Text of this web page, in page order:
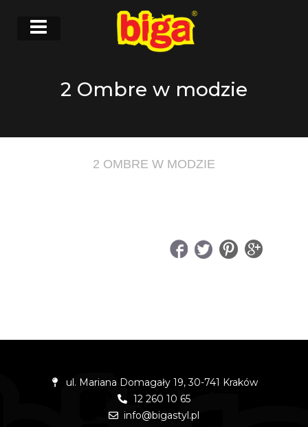
2 Ombre w modzie
2 OMBRE W MODZIE
ul. Mariana Domagały 19, 30-741 Kraków
12 260 10 65
info@bigastyl.pl